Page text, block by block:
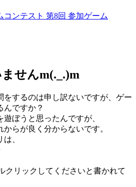
コンテスト 第8回 参加ゲーム
せんm(._.)m
をするのは申し訳ないですが、ゲー
んですか？
ぼうと思ったんですが、
らが良く分からないです。
、
クリックしてくださいと書かれて